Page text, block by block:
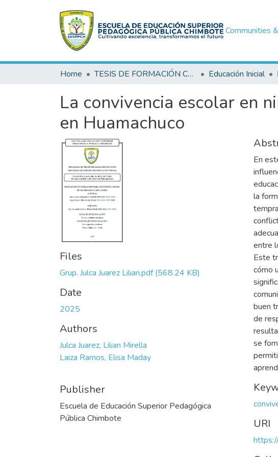
Communities
Home TESIS DE FORMACIÓN CONTINUA Educación Inicial
La convivencia escolar en
en Huamachuco
Files
Grup. Julca Juarez Lilian.pdf(568.24 KB)
Date
2025
Authors
Julca Juarez, Lilian Mirella
Laiza Ramos, Elisa Maday
Publisher
Escuela de Educación Superior Pedagógica
Pública Chimbote
En
la
entre
Este
cómo
buen
de
se
URI